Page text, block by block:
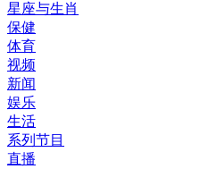
星座与生肖
保健
体育
视频
新闻
娱乐
生活
系列节目
直播